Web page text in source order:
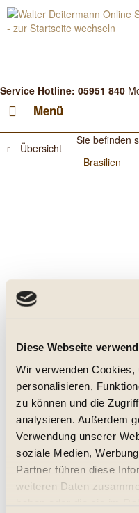
Diese Webseite
Wir verwenden Cookies,
personalisieren,
zu können und die
analysieren. Außerdem
Verwendung unserer
soziale Medien,
Partner führen diese
weiteren Daten
Service Hotline: 05951 840
Menü
Übersicht
Sie befinden
Brasilien
Da'Divas
trocken, Jg. 2012
14,95 € *
Inhalt:0.75 Liter (19,93 € * / 1
inkl. MwSt.zzgl. Versandkosten
Lieferzeit ca. 1-3 Tage**